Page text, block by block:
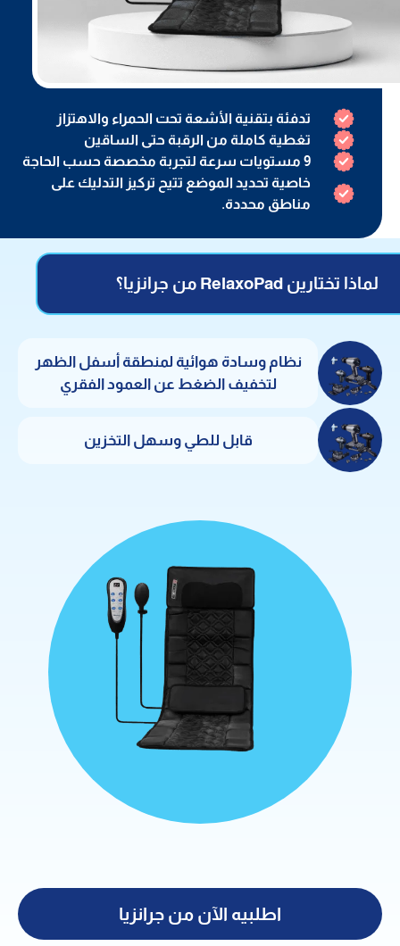
تدفئة بتقنية الأشعة تحت الحمراء والاهتزاز
تغطية كاملة من الرقبة حتى الساقين
9 مستويات سرعة لتجربة مخصصة حسب الحاجة
خاصية تحديد الموضع تتيح تركيز التدليك على
مناطق محددة.
لماذا تختارين RelaxoPad من جرانزيا؟
نظام وسادة هوائية لمنطقة أسفل الظهر
لتخفيف الضغط عن العمود الفقري
قابل للطي وسهل التخزين
اطلبيه الآن من جرانزيا